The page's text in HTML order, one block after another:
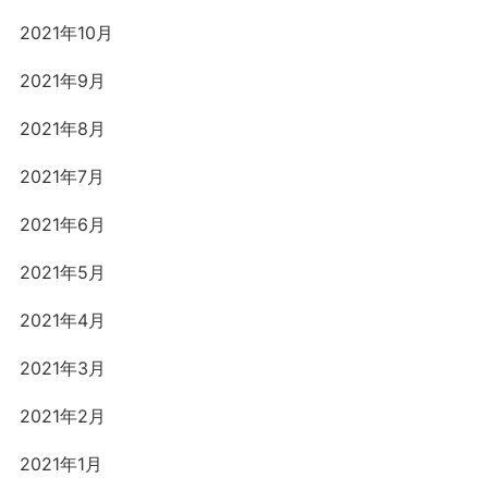
2021年10月
2021年9月
2021年8月
2021年7月
2021年6月
2021年5月
2021年4月
2021年3月
2021年2月
2021年1月